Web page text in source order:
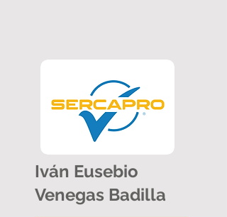
Iván Eusebio
Venegas Badilla